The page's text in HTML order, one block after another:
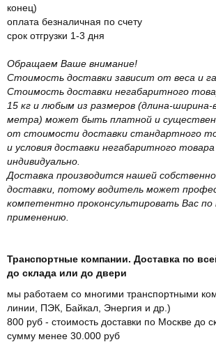
конец)
оплата безналичная по счету
срок отгрузки 1-3 дня
Обращаем Ваше внимание!
Стоимость доставки зависит от веса и
Стоимость доставки негабаритного
15 кг и любым из размеров (длина-
метра) может быть платной и
от стоимости доставки стандартного
и условия доставки негабаритного
индивидуально.
Доставка производится нашей
доставки, потому водитель может
компетентно проконсультировать Вас по
применению.
Транспортные компании. Доставка по
до склада или до двери
мы работаем со многими транспортными
линии, ПЭК, Байкал, Энергия и др.)
800 руб - стоимость доставки по Москве до
сумму менее 30.000 руб